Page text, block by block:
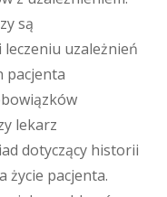
są
uzależnień
pacjenta
lekarz
dotyczący historii
życie pacjenta.